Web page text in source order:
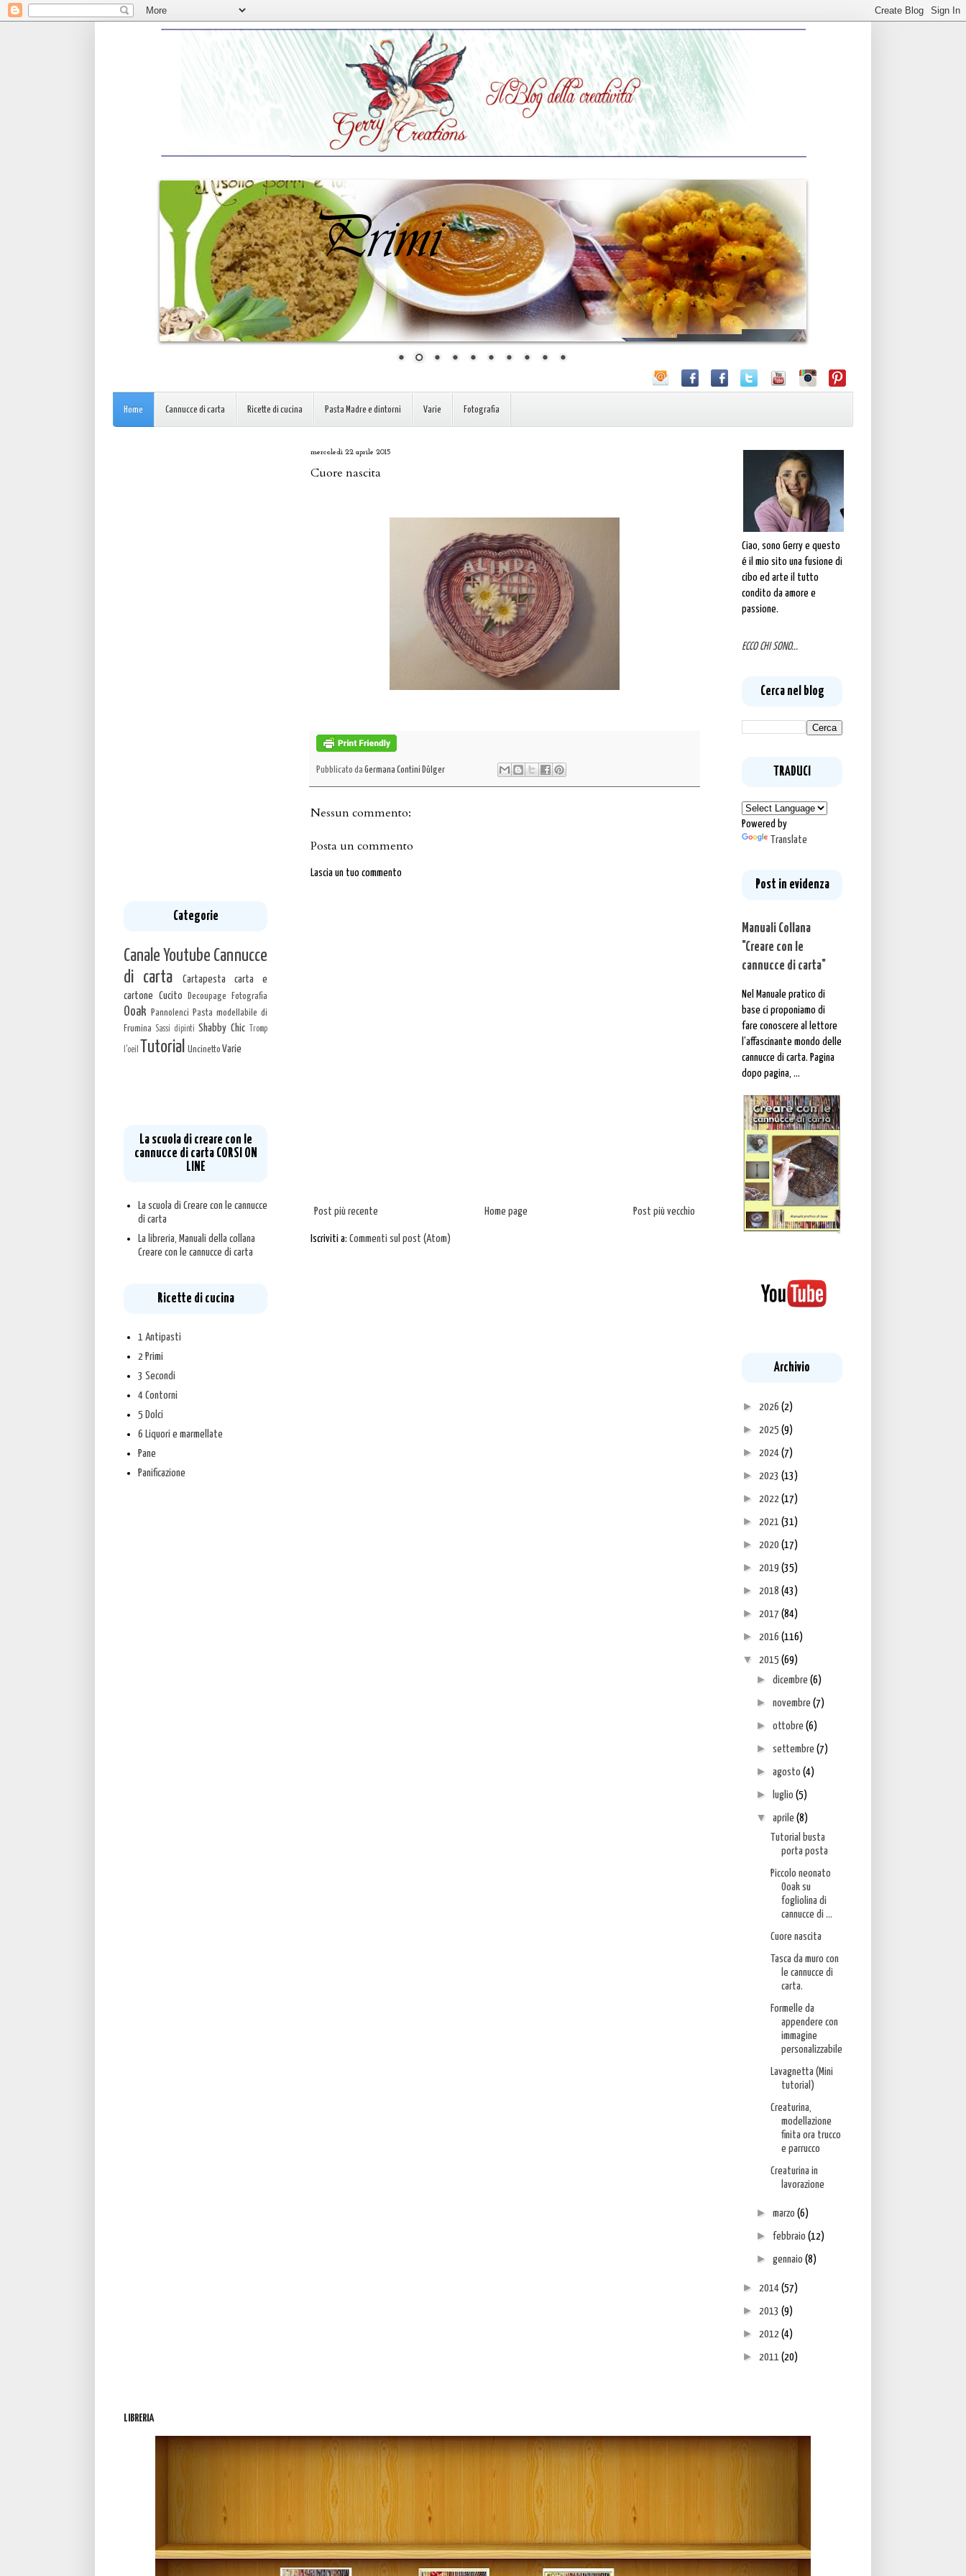
Home Cannucce di carta Ricette di cucina Pasta Madre e dintorni Varie Fotografia
mercoledì 22 aprile 2015
Cuore nascita
Pubblicato da Germana Contini Dülger
Nessun commento:
Posta un commento
Lascia un tuo commento
Post più recente Post più vecchio
Home page
Iscriviti a: Commenti sul post (Atom)
Categorie
Canale Youtube Cannucce
di carta
Cartapesta carta e
cartone Cucito Decoupage Fotografia
Ooak Pannolenci Pasta modellabile di
Frumina Sassi dipinti Shabby Chic Tromp
l'oeil Tutorial Uncinetto Varie
La scuola di creare con le
cannucce di carta CORSI ON
LINE
La scuola di Creare con le cannucce
di carta
La libreria, Manuali della collana
Creare con le cannucce di carta
Ricette di cucina
1 Antipasti
2 Primi
3 Secondi
4 Contorni
5 Dolci
6 Liquori e marmellate
Pane
Panificazione
Ciao, sono Gerry e questo
é il mio sito una fusione di
cibo ed arte il tutto
condito da amore e
passione.
ECCO CHI SONO...
Cerca nel blog
TRADUCI
Powered by
Translate
Post in evidenza
Manuali Collana
"Creare con le
cannucce di carta"
Nel Manuale pratico di
base ci proponiamo di
fare conoscere al lettore
l’affascinante mondo delle
cannucce di carta. Pagina
dopo pagina, ...
Archivio
► 2026 (2)
► 2025 (9)
► 2024 (7)
► 2023 (13)
► 2022 (17)
► 2021 (31)
► 2020 (17)
► 2019 (35)
► 2018 (43)
► 2017 (84)
► 2016 (116)
▼ 2015 (69)
►dicembre(6)
►novembre(7)
►ottobre(6)
►settembre(7)
►agosto(4)
► luglio(5)
▼aprile(8)
Tutorial busta
porta posta
Piccolo neonato
Ooak su
fogliolina di
cannucce di ...
Cuore nascita
Tasca da muro con
le cannucce di
carta.
Formelle da
appendere con
immagine
personalizzabile
Lavagnetta (Mini
tutorial)
Creaturina,
modellazione
finita ora trucco
e parrucco
Creaturina in
lavorazione
►marzo(6)
►febbraio(12)
►gennaio(8)
► 2014 (57)
► 2013 (9)
► 2012 (4)
► 2011 (20)
LIBRERIA